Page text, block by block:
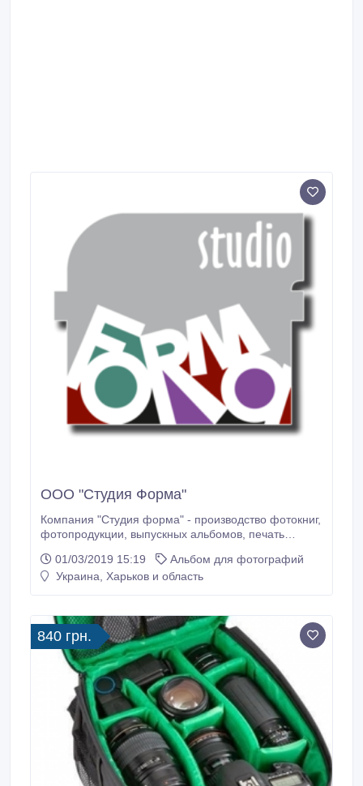
ООО "Студия Форма"
Компания "Студия форма" - производство фотокниг,
фотопродукции, выпускных альбомов, печать
https://www.forma-studio.com
forma.studio.com@gmail.com Кузьмичев Евгений
фотопечать, дизайн, производство фотокниг.
01/03/2019 15:19
Альбом для фотографий
Украина, Харьков и область
840 грн.